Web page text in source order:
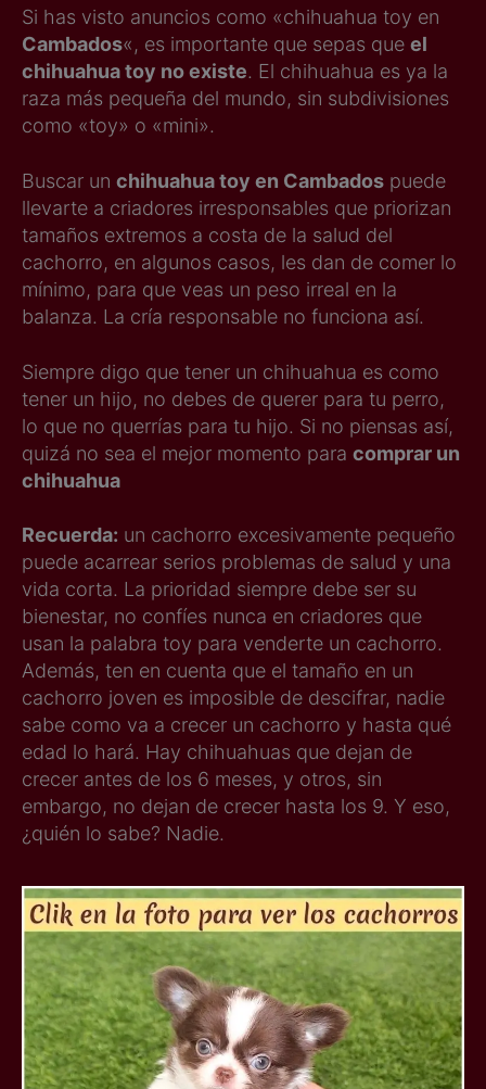
Si has visto anuncios como «chihuahua toy en
Cambados«, es importante que sepas que el
chihuahua toy no existe. El chihuahua es ya la
raza más pequeña del mundo, sin subdivisiones
como «toy» o «mini».
Buscar un chihuahua toy en Cambados puede
llevarte a criadores irresponsables que priorizan
tamaños extremos a costa de la salud del
cachorro, en algunos casos, les dan de comer lo
mínimo, para que veas un peso irreal en la
balanza. La cría responsable no funciona así.
Siempre digo que tener un chihuahua es como
tener un hijo, no debes de querer para tu perro,
lo que no querrías para tu hijo. Si no piensas así,
quizá no sea el mejor momento para comprar un
chihuahua
Recuerda: un cachorro excesivamente pequeño
puede acarrear serios problemas de salud y una
vida corta. La prioridad siempre debe ser su
bienestar, no confíes nunca en criadores que
usan la palabra toy para venderte un cachorro.
Además, ten en cuenta que el tamaño en un
cachorro joven es imposible de descifrar, nadie
sabe como va a crecer un cachorro y hasta qué
edad lo hará. Hay chihuahuas que dejan de
crecer antes de los 6 meses, y otros, sin
embargo, no dejan de crecer hasta los 9. Y eso,
¿quién lo sabe? Nadie.